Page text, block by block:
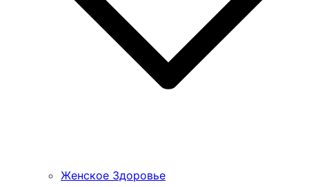
Женское Здоровье